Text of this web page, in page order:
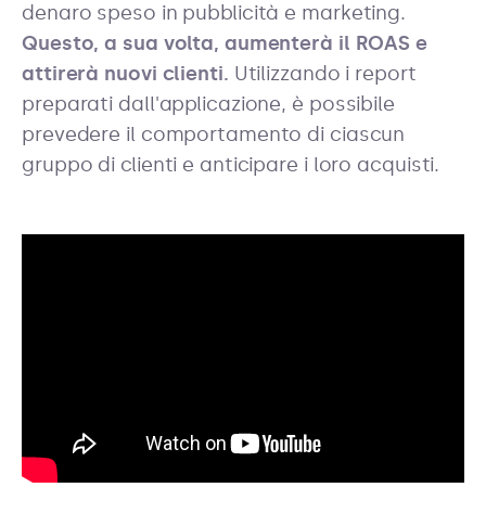
denaro speso in pubblicità e marketing.
Questo, a sua volta, aumenterà il ROAS e
attirerà nuovi clienti. Utilizzando i report
preparati dall'applicazione, è possibile
prevedere il comportamento di ciascun
gruppo di clienti e anticipare i loro acquisti.